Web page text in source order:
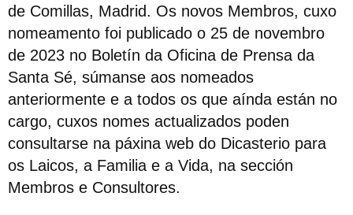
de Comillas, Madrid. Os novos Membros, cuxo
nomeamento foi publicado o 25 de novembro
de 2023 no Boletín da Oficina de Prensa da
Santa Sé, súmanse aos nomeados
anteriormente e a todos os que aínda están no
cargo, cuxos nomes actualizados poden
consultarse na páxina web do Dicasterio para
os Laicos, a Familia e a Vida, na sección
Membros e Consultores.